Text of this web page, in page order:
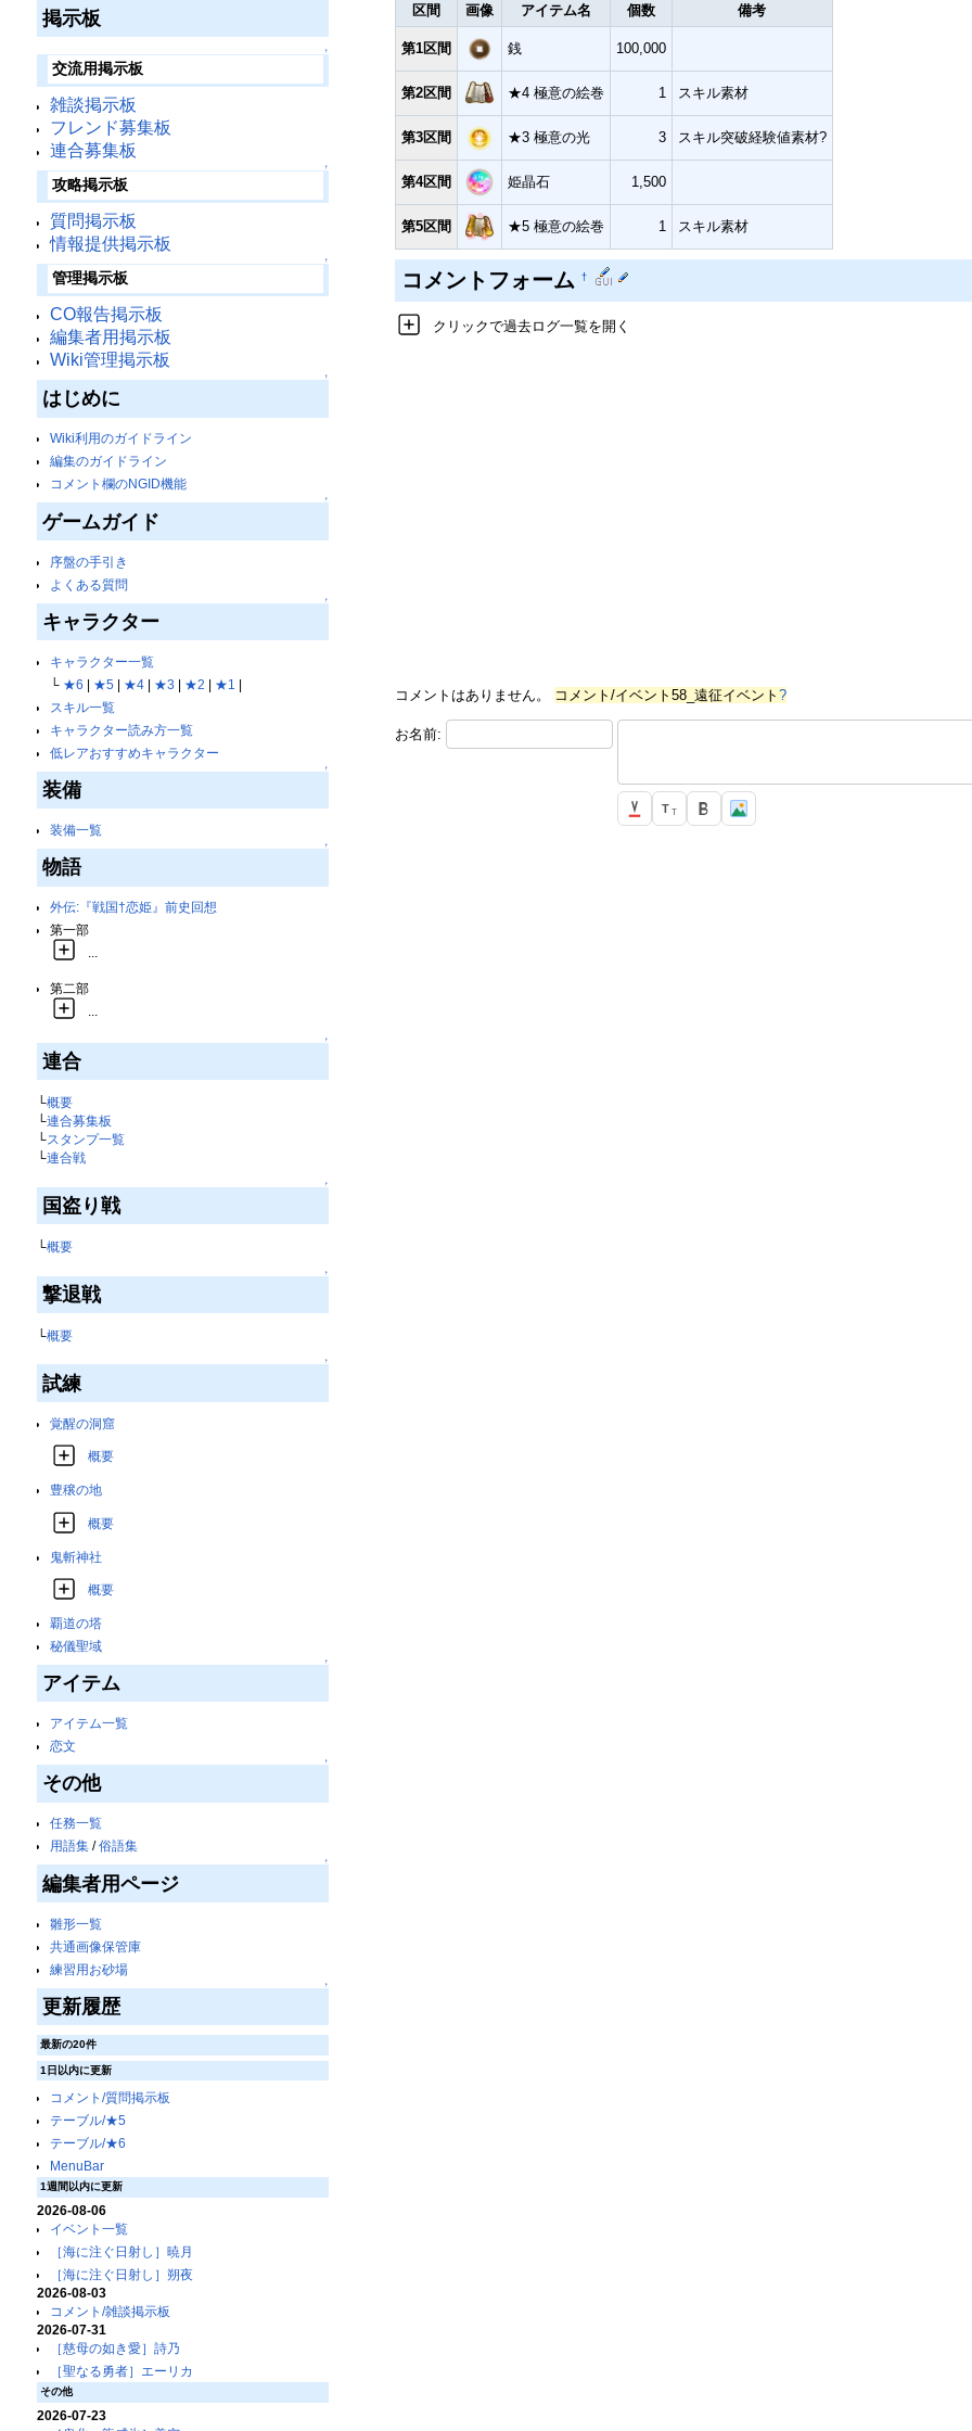
掲示板
↑
交流用掲示板
雑談掲示板
フレンド募集板
連合募集板
↑
攻略掲示板
質問掲示板
情報提供掲示板
↑
管理掲示板
CO報告掲示板
編集者用掲示板
Wiki管理掲示板
↑
はじめに
Wiki利用のガイドライン
編集のガイドライン
コメント欄のNGID機能
↑
ゲームガイド
序盤の手引き
よくある質問
↑
キャラクター
キャラクター一覧
└ ★6 | ★5| ★4| ★3 | ★2 | ★1 |
スキル一覧
キャラクター読み方一覧
低レアおすすめキャラクター
↑
装備
装備一覧
↑
物語
外伝:『戦国†恋姫』前史回想
第一部
第二部
↑
連合
└概要
└連合募集板
└スタンプ一覧
└連合戦
↑
国盗り戦
└概要
↑
撃退戦
└概要
↑
試練
覚醒の洞窟
概要
豊穣の地
概要
鬼斬神社
概要
覇道の塔
秘儀聖域
↑
アイテム
アイテム一覧
恋文
↑
その他
任務一覧
用語集/俗語集
↑
編集者用ページ
雛形一覧
共通画像保管庫
練習用お砂場
↑
更新履歴
最新の20件
1日以内に更新
コメント/質問掲示板
テーブル/★5
テーブル/★6
MenuBar
1週間以内に更新
2026-08-06
イベント一覧
［海に注ぐ日射し］暁月
［海に注ぐ日射し］朔夜
2026-08-03
コメント/雑談掲示板
2026-07-31
［慈母の如き愛］詩乃
［聖なる勇者］エーリカ
その他
2026-07-23
区間 画像 アイテム名 個数 備考
第1区間 銭 100,000
第2区間 ★4 極意の絵巻 1 スキル素材
第3区間 ★3 極意の光 3 スキル突破経験値素材?
第4区間 姫晶石 1,500
第5区間 ★5 極意の絵巻 1 スキル素材
コメントフォーム †
クリックで過去ログ一覧を開く
コメントはありません。 コメント/イベント58_遠征イベント ?
お名前:
T T